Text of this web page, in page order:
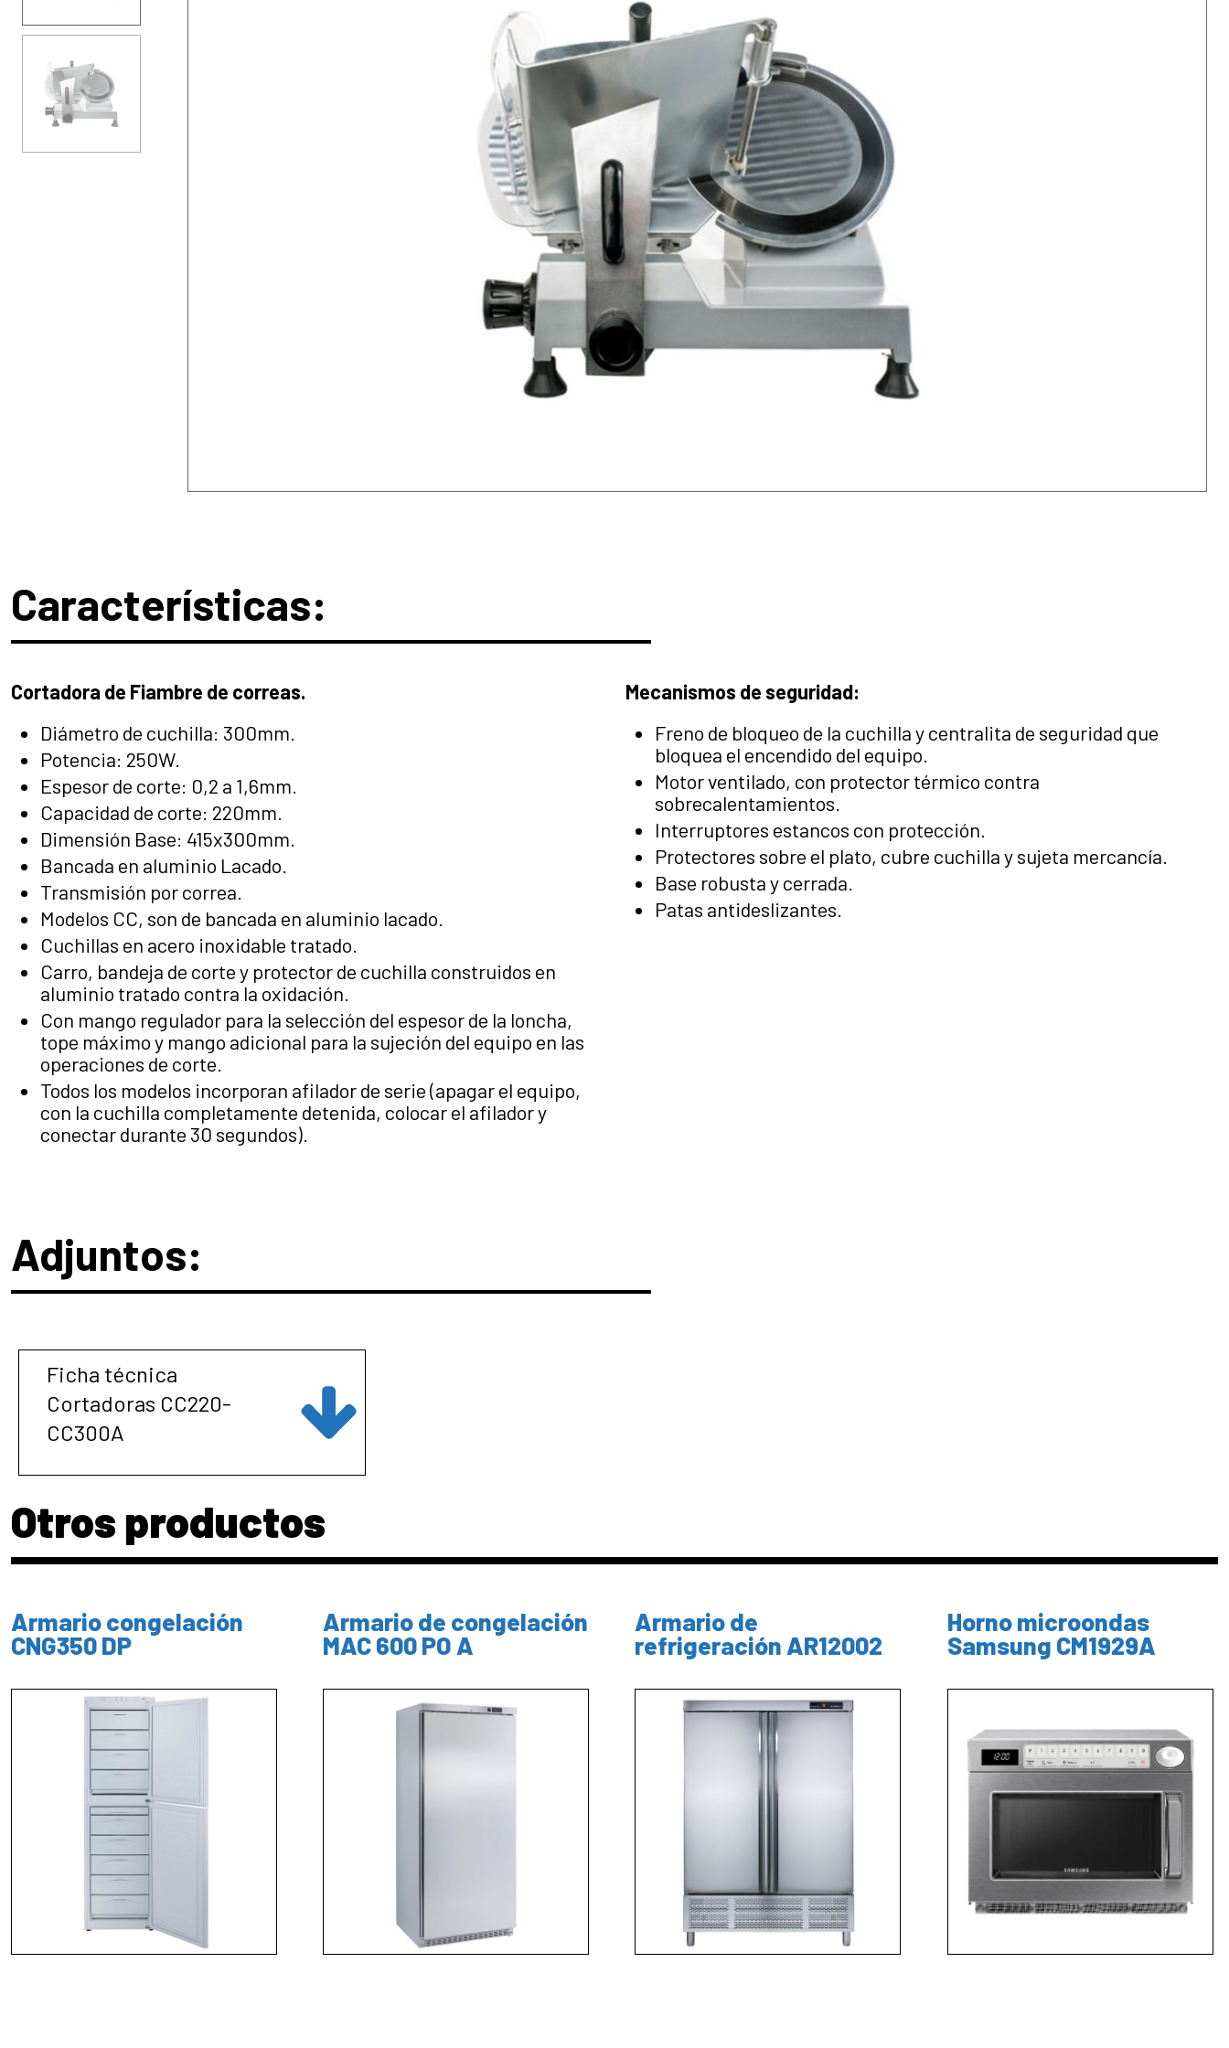
Características:
Cortadora de Fiambre de correas.
Diámetro de cuchilla: 300mm.
Potencia: 250W.
Espesor de corte: 0,2 a 1,6mm.
Capacidad de corte: 220mm.
Dimensión Base: 415x300mm.
Bancada en aluminio Lacado.
Transmisión por correa.
Modelos CC, son de bancada en aluminio lacado.
Cuchillas en acero inoxidable tratado.
Carro, bandeja de corte y protector de cuchilla construidos en
aluminio tratado contra la oxidación.
Con mango regulador para la selección del espesor de la loncha,
tope máximo y mango adicional para la sujeción del equipo en las
operaciones de corte.
Todos los modelos incorporan afilador de serie (apagar el equipo,
con la cuchilla completamente detenida, colocar el afilador y
conectar durante 30 segundos).
Mecanismos de seguridad:
Freno de bloqueo de la cuchilla y centralita de seguridad que
bloquea el encendido del equipo.
Motor ventilado, con protector térmico contra
sobrecalentamientos.
Interruptores estancos con protección.
Protectores sobre el plato, cubre cuchilla y sujeta mercancía.
Base robusta y cerrada.
Patas antideslizantes.
Adjuntos:
Ficha técnica
Cortadoras CC220-
CC300A
Otros productos
Armario congelación
CNG350 DP
Armario de congelación
MAC 600 PO A
Armario de
refrigeración AR12002
Horno microondas
Samsung CM1929A